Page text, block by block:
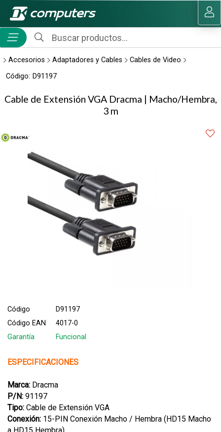
Compartir por email MI COMPRA
Accesorios Adaptadores y Cables
Cables de Video
Código: D91197
Cable de Extensión VGA Dracma | Macho/Hembra,
3 m
Código
D91197
Código EAN
4017-0
Garantía
Funcional
ESPECIFICACIONES
Marca: Dracma
P/N: 91197
Tipo: Cable de Extensión VGA
Conexión: 15-PIN Conexión Macho / Hembra (HD15 Macho